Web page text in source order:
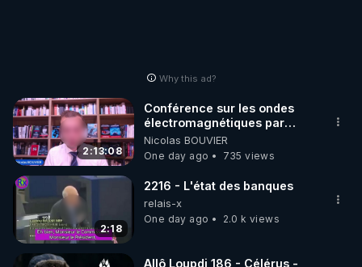
Why this ad?
2:13:08
Conférence sur les ondes
électromagnétiques par
Grégoire Caustru et Bart de
Wever !
Nicolas BOUVIER
One day ago
735 views
2:18
2216 - L'état des banques
relais-x
One day ago
2.0 k views
Allô Loupdi 186 - Célérus -